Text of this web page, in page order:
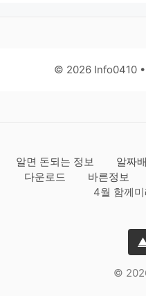
© 2026 Info0410
알면 돈되는 정보 알짜
다운로드
바른정보
4월 함께
©